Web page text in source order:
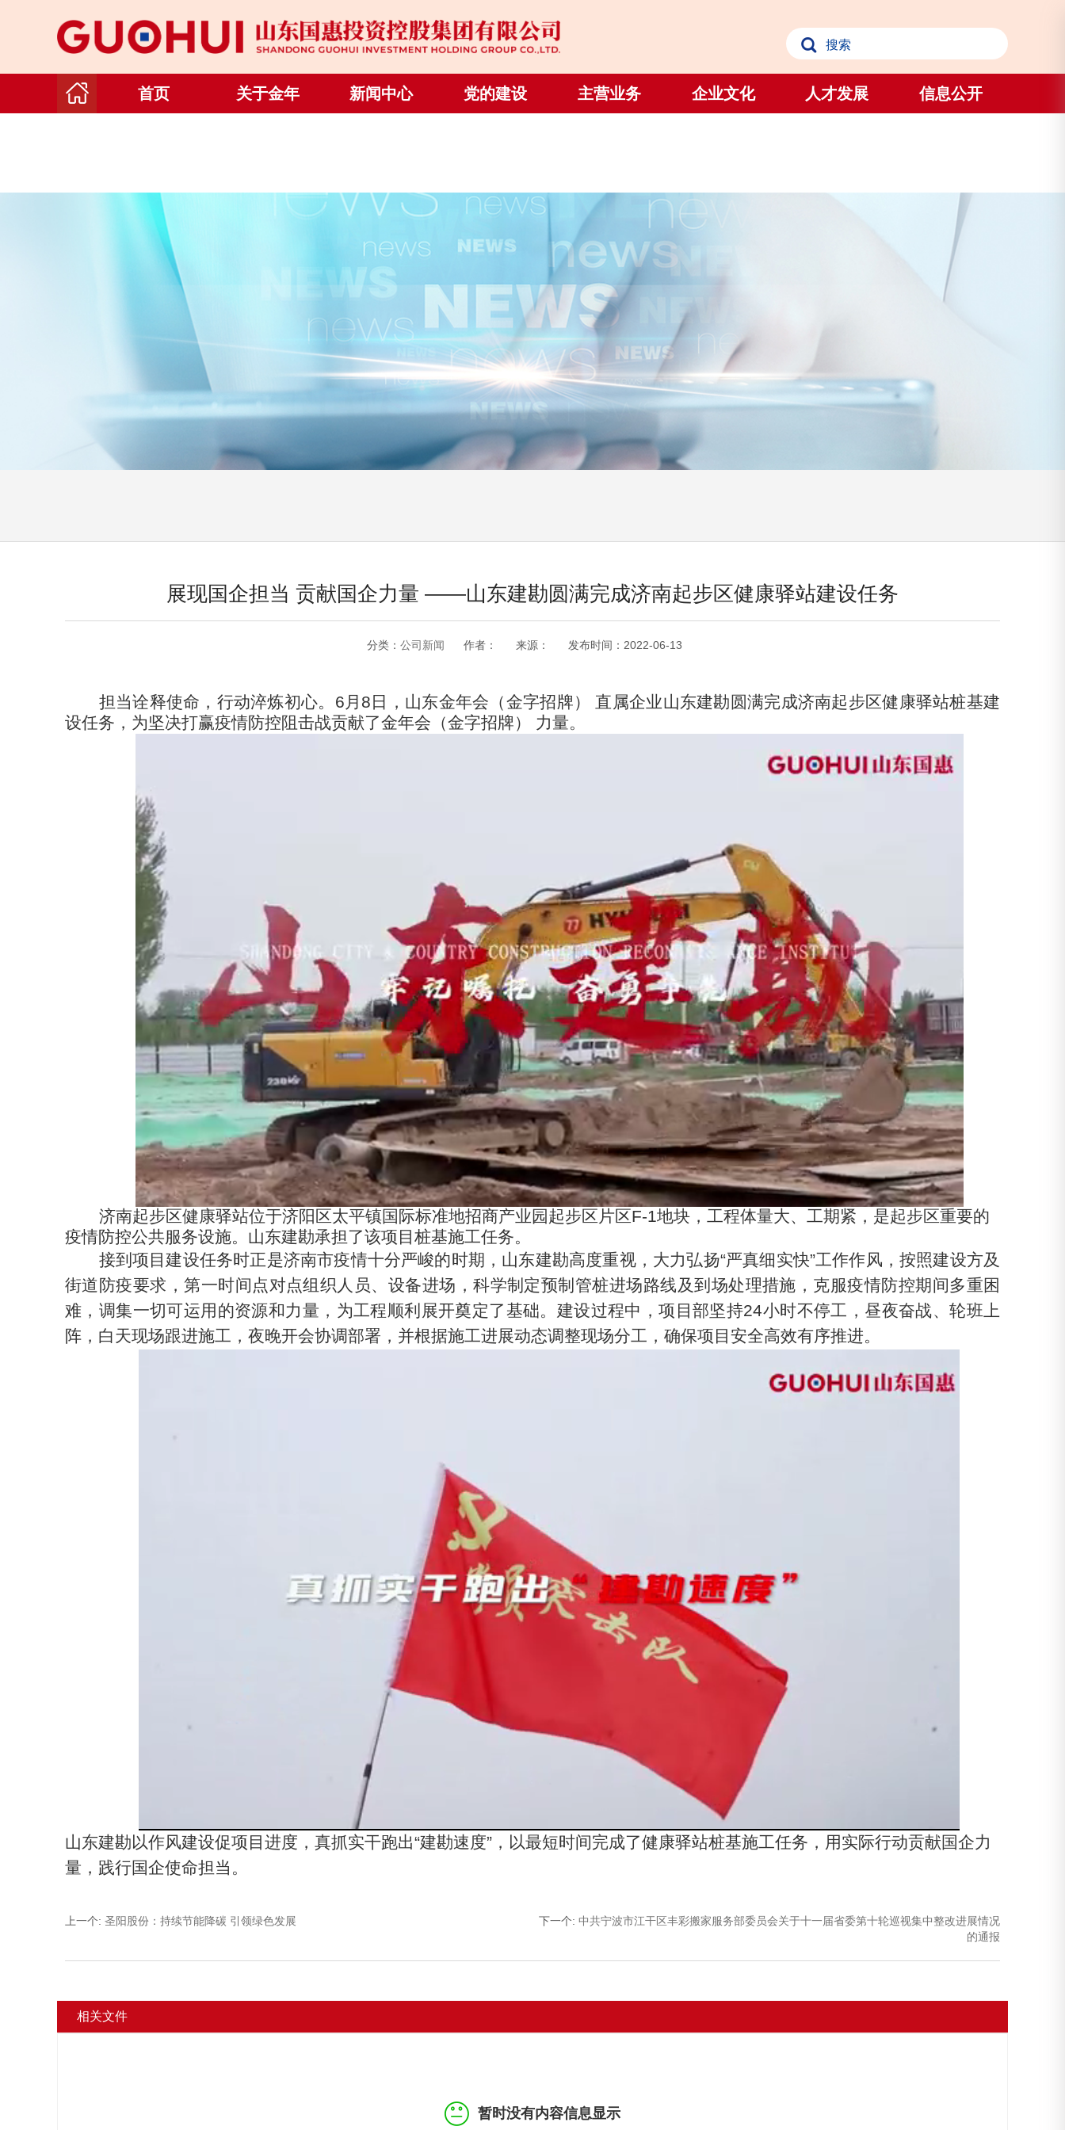
首页 关于金年 新闻中心 党的建设 主营业务 企业文化 人才发展 信息公开
展现国企担当 贡献国企力量 ——山东建勘圆满完成济南起步区健康驿站建设任务
分类： 公司新闻 作者： 来源： 发布时间： 2022-06-13
担当诠释使命，行动淬炼初心。 6月8日，山东金年会（金字招牌） 直属企业山东建勘圆满完成济南起步区健康驿站桩基建
设任务，为坚决打赢疫情防控阻击战贡献了金年会（金字招牌） 力量。
济南起步区健康驿站位于济阳区太平镇国际标准地招商产业园起步区片区F-1地块，工程体量大、工期紧，是起步区重要的
疫情防控公共服务设施。山东建勘承担了该项目桩基施工任务。
接到项目建设任务时正是济南市疫情十分严峻的时期，山东建勘高度重视，大力弘扬“严真细实快”工作作风，按照建设方及
街道防疫要求，第一时间点对点组织人员、设备进场，科学制定预制管桩进场路线及到场处理措施，克服疫情防控期间多重困
难，调集一切可运用的资源和力量，为工程顺利展开奠定了基础。建设过程中，项目部坚持24小时不停工，昼夜奋战、轮班上
阵，白天现场跟进施工，夜晚开会协调部署，并根据施工进展动态调整现场分工，确保项目安全高效有序推进。
山东建勘以作风建设促项目进度，真抓实干跑出“建勘速度”，以最短时间完成了健康驿站桩基施工任务，用实际行动贡献国企力
量，践行国企使命担当。
上一个: 圣阳股份：持续节能降碳 引领绿色发展 下一个: 中共宁波市江干区丰彩搬家服务部委员会关于十一届省委第十轮巡视集中整改进展情况
的通报
相关文件
暂时没有内容信息显示